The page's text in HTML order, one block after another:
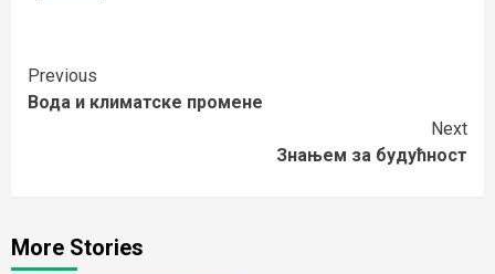
Continue
Reading
Previous
Вода и климатске промене
Next
Знањем за будућност
More Stories